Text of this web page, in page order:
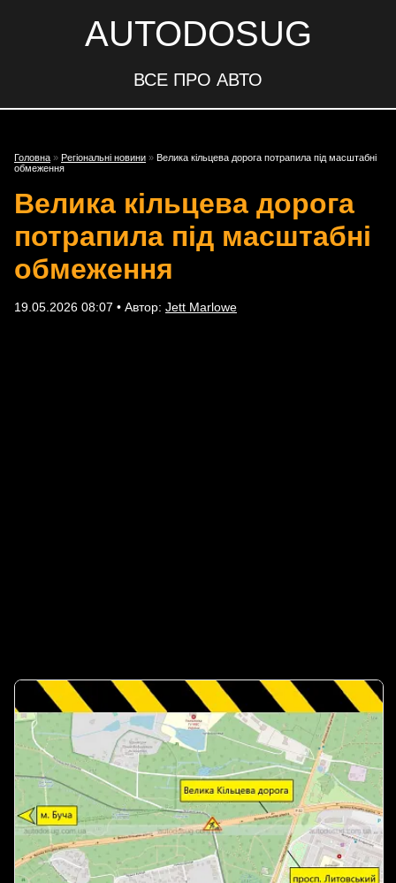
AUTODOSUG
ВСЕ ПРО АВТО
Головна » Регіональні новини » Велика кільцева дорога потрапила під масштабні
обмеження
Велика кільцева дорога
потрапила під масштабні
обмеження
19.05.2026 08:07 • Автор: Jett Marlowe